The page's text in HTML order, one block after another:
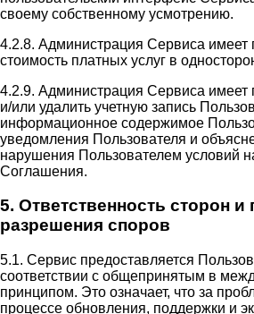
своему собственному усмотрению.
4.2.8. Администрация Сервиса имеет
стоимость платных услуг в
4.2.9. Администрация Сервиса имеет
и/или удалить учетную запись
информационное содержимое
уведомления Пользователя и
нарушения Пользователем условий
Соглашения.
5. Ответственность сторон и
разрешения споров
5.1. Сервис предоставляется
соответствии с общепринятым в
принципом. Это означает, что за
процессе обновления, поддержки и